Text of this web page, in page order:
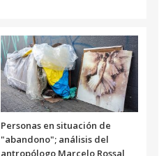
Personas en situación de
"abandono"; análisis del
antropólogo Marcelo Rossal